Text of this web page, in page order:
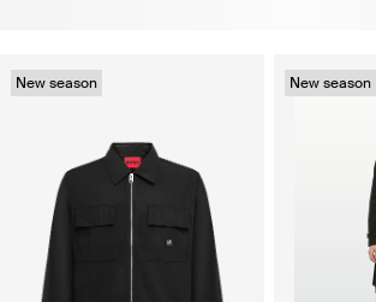
New season New season